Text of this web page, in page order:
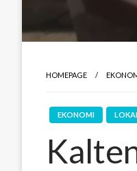
HOMEPAGE
EKONOMI